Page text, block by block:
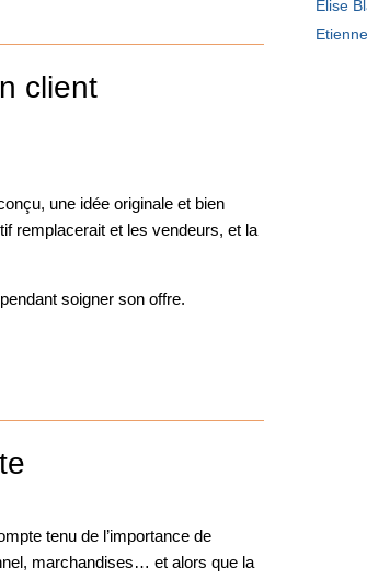
client
une idée originale et bien
remplacerait et les vendeurs, et la
soigner son offre.
tenu de l’importance de
marchandises… et alors que la
Elise